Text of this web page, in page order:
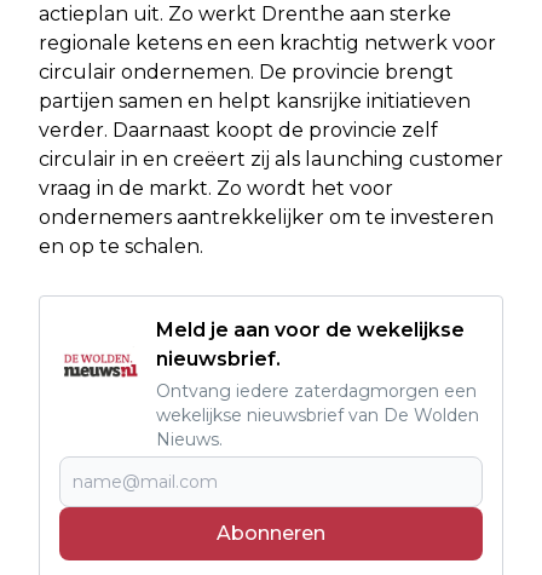
actieplan uit. Zo werkt Drenthe aan sterke
regionale ketens en een krachtig netwerk voor
circulair ondernemen. De provincie brengt
partijen samen en helpt kansrijke initiatieven
verder. Daarnaast koopt de provincie zelf
circulair in en creëert zij als launching customer
vraag in de markt. Zo wordt het voor
ondernemers aantrekkelijker om te investeren
en op te schalen.
Meld je aan voor de wekelijkse
nieuwsbrief.
Ontvang iedere zaterdagmorgen een
wekelijkse nieuwsbrief van De Wolden
Nieuws.
Abonneren